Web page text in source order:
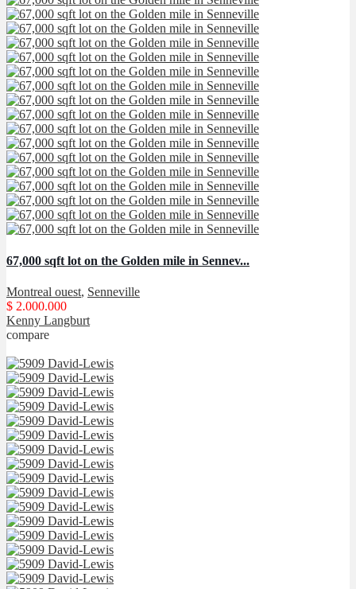
67,000 sqft lot on the Golden mile in Sennev...
Montreal ouest, Senneville
$ 2.000.000
Kenny Langburt
compare